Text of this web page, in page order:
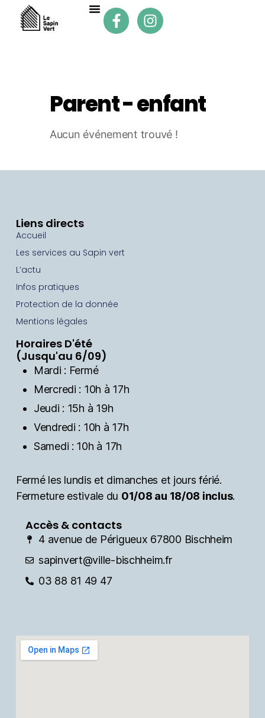
Parent - enfant
Aucun événement trouvé !
Liens directs
Accueil
Les services au Sapin vert
L’actu
Infos pratiques
Protection de la donnée
Mentions légales
Horaires D'été
(Jusqu'au 6/09)
Mardi : Fermé
Mercredi : 10h à 17h
Jeudi : 15h à 19h
Vendredi : 10h à 17h
Samedi : 10h à 17h
Fermé les lundis et dimanches et jours férié.
Fermeture estivale du 01/08 au 18/08 inclus.
Accès & contacts
4 avenue de Périgueux 67800 Bischheim
sapinvert@ville-bischheim.fr
03 88 81 49 47